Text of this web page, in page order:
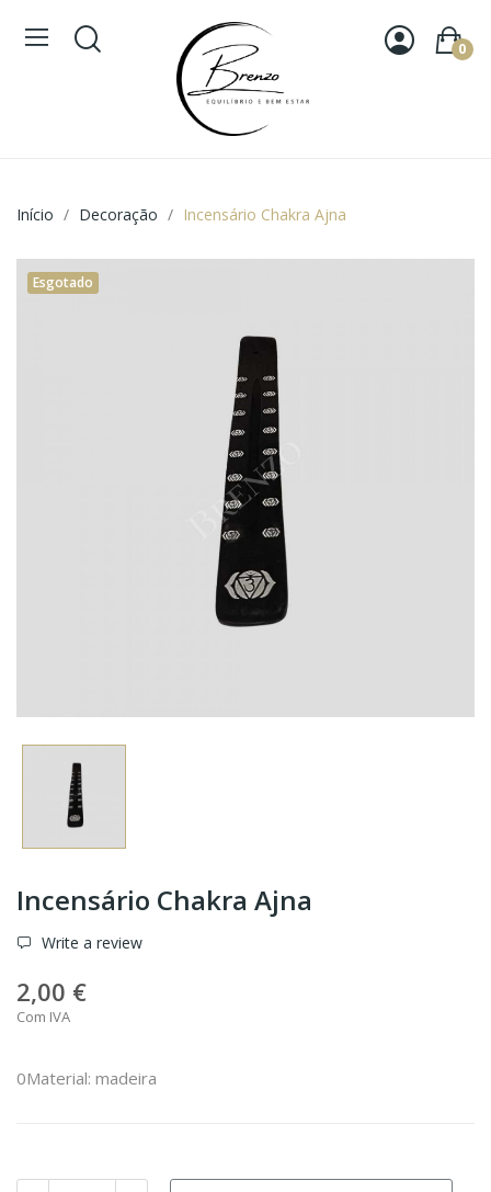
0
Início Decoração Incensário Chakra Ajna
Esgotado
Incensário Chakra Ajna
Write a review
2,00 €
Com IVA
0Material: madeira